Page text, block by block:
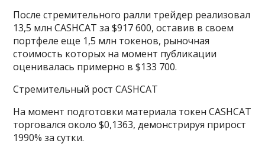
После стремительного ралли трейдер реализовал
13,5 млн CASHCAT за $917 600, оставив в своем
портфеле еще 1,5 млн токенов, рыночная
стоимость которых на момент публикации
оценивалась примерно в $133 700.
Стремительный рост CASHCAT
На момент подготовки материала токен CASHCAT
торговался около $0,1363, демонстрируя прирост
1990% за сутки.